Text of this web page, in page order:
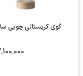
گوی کریستالی چوبی
3٬100٬000